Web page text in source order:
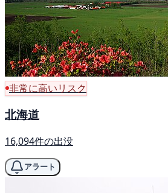
非常に高いリスク
北海道
16,094件の出没
アラート